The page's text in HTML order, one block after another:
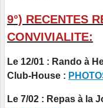
9°) RECENTES
CONVIVIALITE:
Le 12/01 : Rando à
Club-House :
Le 7/02 : Repas à la